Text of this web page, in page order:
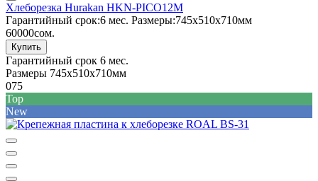
Хлеборезка Hurakan HKN-PICO12M
Гарантийный срок:6 мес. Размеры:745x510x710мм
60000сом.
Купить
Гарантийный срок 6 мес.
Размеры 745x510x710мм
075
Top
New